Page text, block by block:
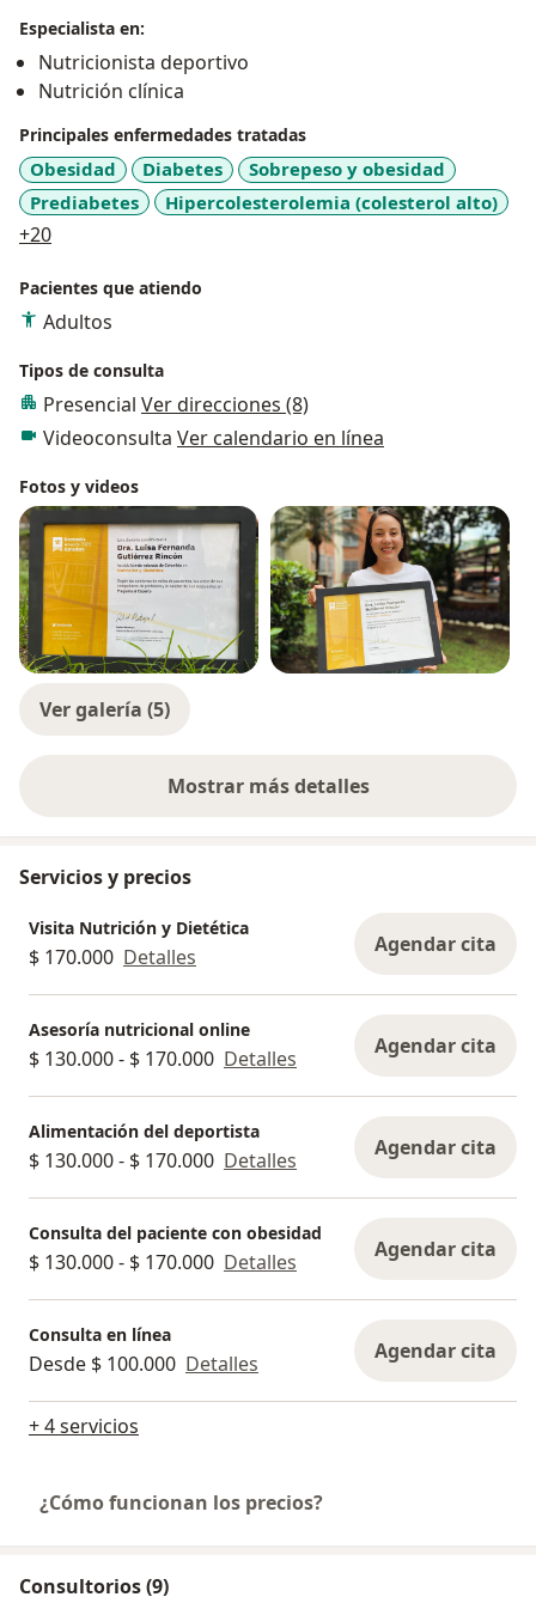
Especialista en:
Nutricionista deportivo
Nutrición clínica
Principales enfermedades tratadas
Obesidad Diabetes
Sobrepeso y obesidad
Prediabetes
Hipercolesterolemia (colesterol alto)
+20a11y_sr_more_diseases
Pacientes que atiendo
Adultos
Tipos de consulta
Presencial Ver direcciones (8)
Videoconsulta Ver calendario en línea
Fotos y videos
Ver galería (5)
Mostrar más detalles
sobre la experiencia
Servicios y precios
Visita Nutrición y Dietética
$ 170.000 Detalles Agendar cita
Asesoría nutricional online
$ 130.000 - $ 170.000 Detalles Agendar cita
Alimentación del deportista
$ 130.000 - $ 170.000 Detalles Agendar cita
Consulta del paciente con obesidad
$ 130.000 - $ 170.000 Detalles Agendar cita
Consulta en línea
Desde $ 100.000 Detalles Agendar cita
+ 4 servicios
¿Cómo funcionan los precios?
Consultorios (9)